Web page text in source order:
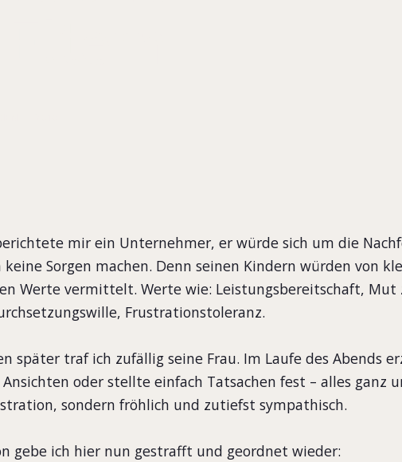
mir ein Unternehmer, er würde sich um die
Sorgen machen. Denn seinen Kindern würden von
Werte vermittelt. Werte wie: Leistungsbereitschaft, Mut
Frustrationstoleranz.
später traf ich zufällig seine Frau. Im Laufe des Abends
oder stellte einfach Tatsachen fest – alles ganz
sondern fröhlich und zutiefst sympathisch.
gebe ich hier nun gestrafft und geordnet wieder: